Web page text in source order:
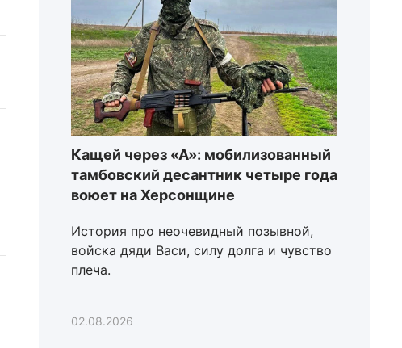
Кащей через «А»: мобилизованный
тамбовский десантник четыре года
воюет на Херсонщине
История про неочевидный позывной,
войска дяди Васи, силу долга и чувство
плеча.
02.08.2026